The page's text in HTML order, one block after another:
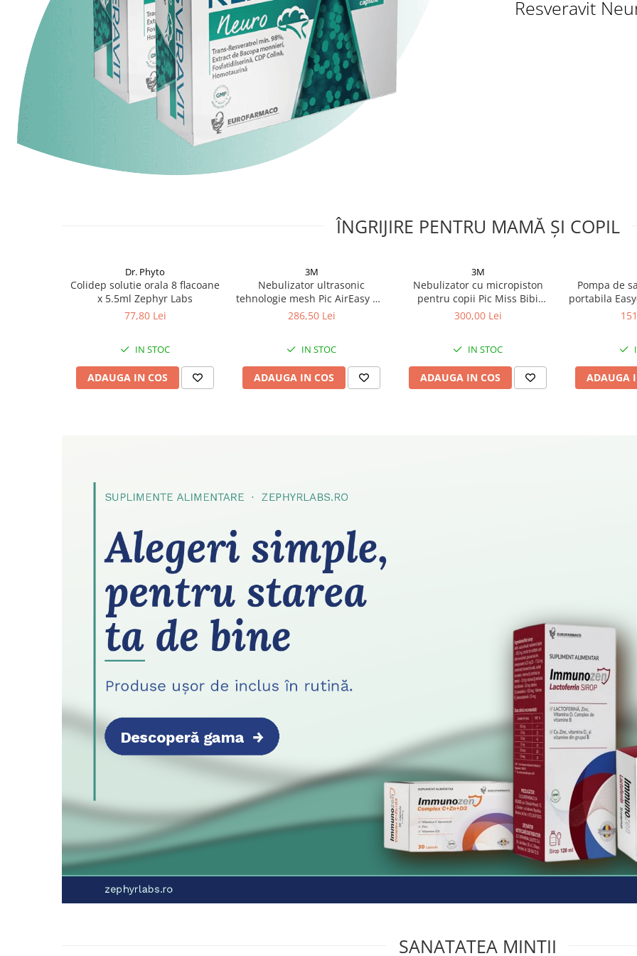
Resveravit
ÎNGRIJIRE PENTRU MAMĂ ȘI COPIL
Dr. Phyto
Colidep solutie orala 8 flacoane
x 5.5ml Zephyr Labs
77,80 Lei
IN STOC
ADAUGA IN COS
3M
Nebulizator ultrasonic
tehnologie mesh Pic AirEasy On
ultraportabil Zephyr Labs
286,50 Lei
IN STOC
ADAUGA IN COS
3M
Nebulizator cu micropiston
pentru copii Pic Miss Bibi
Zephyr Labs
300,00 Lei
IN STOC
ADAUGA IN COS
Pompa de
portabila
ADAUGA
SANATATEA MINTII